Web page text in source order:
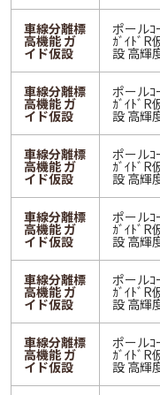
車線分離標
高機能 ガ
イド仮設
ポールｺ
ｶﾞｲﾄﾞR
設 高輝
車線分離標
高機能 ガ
イド仮設
ポールｺ
ｶﾞｲﾄﾞR
設 高輝
車線分離標
高機能 ガ
イド仮設
ポールｺ
ｶﾞｲﾄﾞR
設 高輝
車線分離標
高機能 ガ
イド仮設
ポールｺ
ｶﾞｲﾄﾞR
設 高輝
車線分離標
高機能 ガ
イド仮設
ポールｺ
ｶﾞｲﾄﾞR
設 高輝
車線分離標
高機能 ガ
イド仮設
ポールｺ
ｶﾞｲﾄﾞR
設 高輝